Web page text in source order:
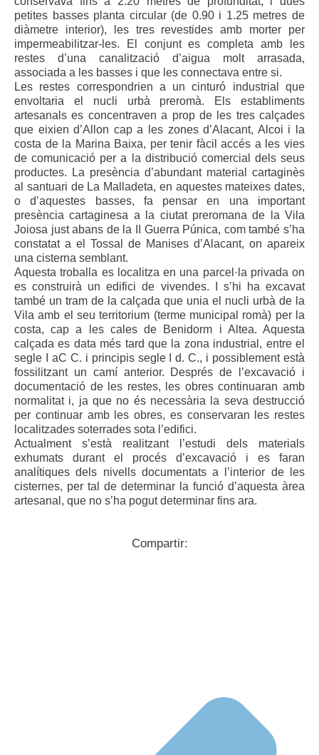
petites basses planta circular (de 0.90 i 1.25 metres de
diàmetre interior), les tres revestides amb morter per
impermeabilitzar-les. El conjunt es completa amb les
restes d’una canalització d’aigua molt arrasada,
associada a les basses i que les connectava entre si.
Les restes correspondrien a un cinturó industrial que
envoltaria el nucli urbà preromà. Els establiments
artesanals es concentraven a prop de les tres calçades
que eixien d’Allon cap a les zones d’Alacant, Alcoi i la
costa de la Marina Baixa, per tenir fàcil accés a les vies
de comunicació per a la distribució comercial dels seus
productes. La presència d’abundant material cartaginès
al santuari de La Malladeta, en aquestes mateixes dates,
o d’aquestes basses, fa pensar en una important
presència cartaginesa a la ciutat preromana de la Vila
Joiosa just abans de la II Guerra Púnica, com també s’ha
constatat a el Tossal de Manises d’Alacant, on apareix
una cisterna semblant.
Aquesta troballa es localitza en una parcel·la privada on
es construirà un edifici de vivendes. I s’hi ha excavat
també un tram de la calçada que unia el nucli urbà de la
Vila amb el seu territorium (terme municipal romà) per la
costa, cap a les cales de Benidorm i Altea. Aquesta
calçada es data més tard que la zona industrial, entre el
segle I aC C. i principis segle I d. C., i possiblement està
fossilitzant un camí anterior. Després de l’excavació i
documentació de les restes, les obres continuaran amb
normalitat i, ja que no és necessària la seva destrucció
per continuar amb les obres, es conservaran les restes
localitzades soterrades sota l’edifici.
Actualment s’està realitzant l’estudi dels materials
exhumats durant el procés d’excavació i es faran
analítiques dels nivells documentats a l’interior de les
cisternes, per tal de determinar la funció d’aquesta àrea
artesanal, que no s’ha pogut determinar fins ara.
Compartir: